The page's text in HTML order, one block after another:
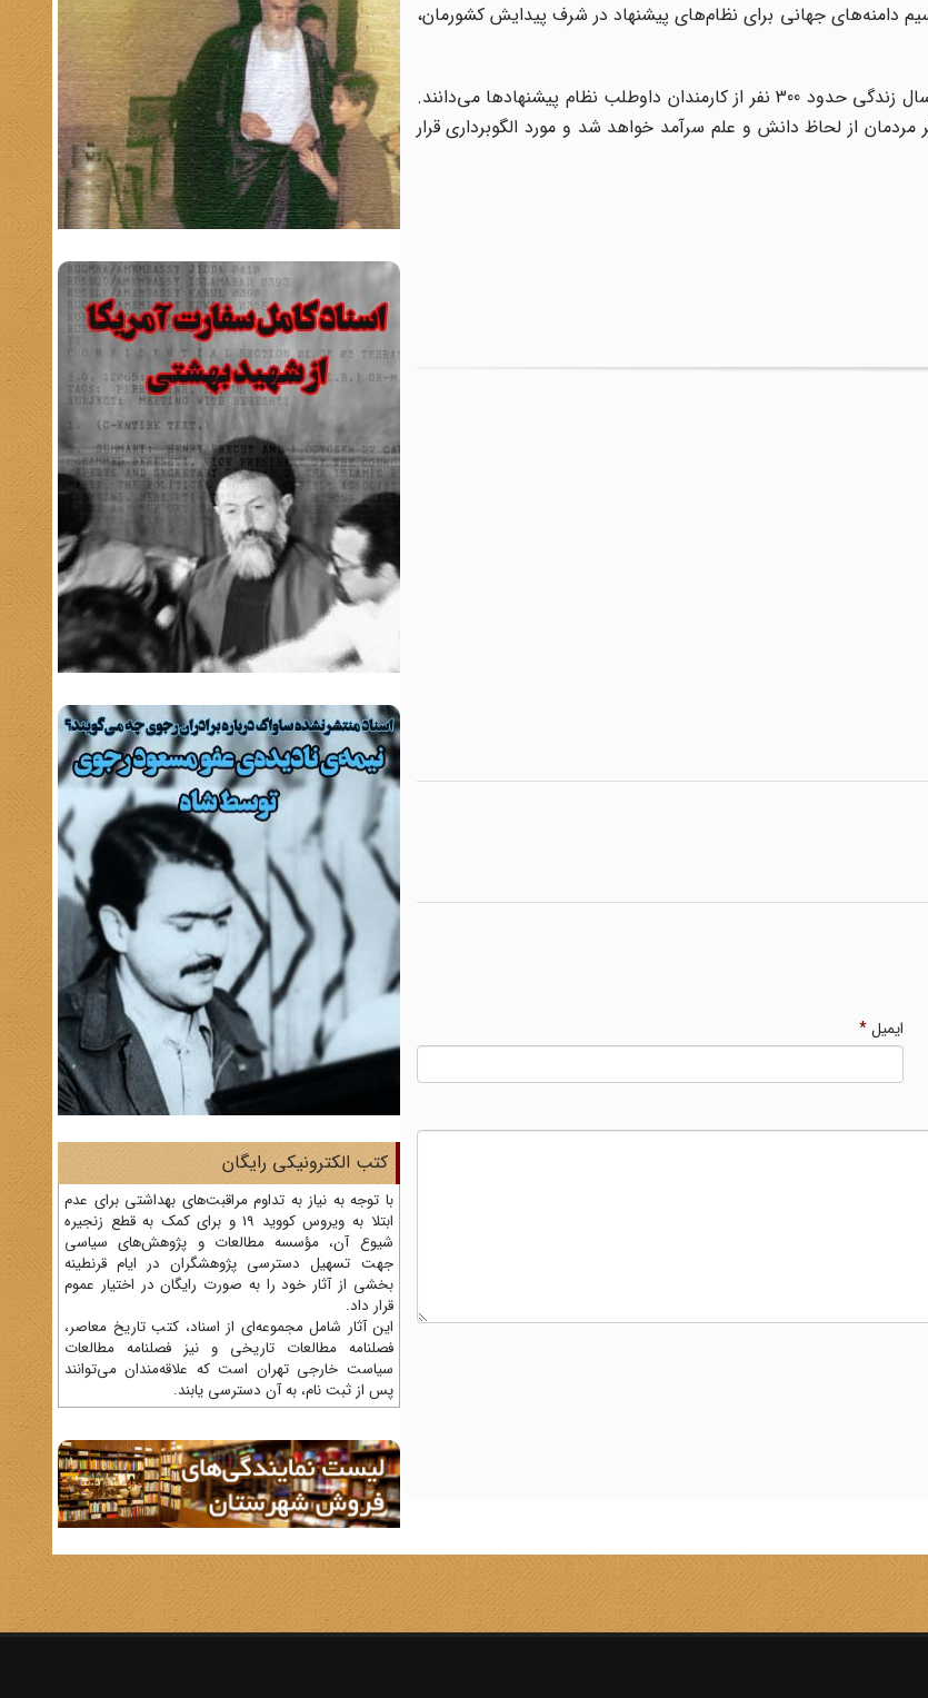
دامنه‌های جهانی برای نظام‌های پیشنهاد در شرف پیدایش کشورمان،
نویسندگان در کلام پایانی، این کتاب را حاصل مصاحبه‌ها و اسناد 14 سال زندگی حدود 300 نفر از کارمندان داوطلب نظام پیشنهادها می‌دانند.
از لحاظ دانش و علم سرآمد خواهد شد و مورد الگوبرداری قرار
ایمیل*
کتب الکترونیکی رایگان
با توجه به نیاز به تداوم مراقبت‌های بهداشتی برای عدم
ابتلا به ویروس کووید 19 و برای کمک به قطع زنجیره
شیوع آن، مؤسسه مطالعات و پژوهش‌های سیاسی
جهت تسهیل دسترسی پژوهشگران در ایام قرنطینه
بخشی از آثار خود را به صورت رایگان در اختیار عموم
قرار داد.
این آثار شامل مجموعه‌ای از اسناد، کتب تاریخ معاصر،
فصلنامه‌ مطالعات تاریخی و نیز فصلنامه مطالعات
سیاست خارجی تهران است که علاقه‌مندان می‌توانند
پس از ثبت نام، به آن دسترسی یابند.